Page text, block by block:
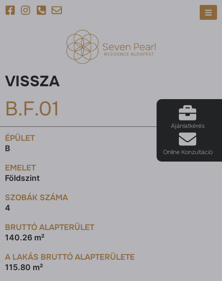
Ajánlatkérés
Online Konzultáció
VISSZA
B.F.01
ÉPÜLET
B
EMELET
Földszint
SZOBÁK SZÁMA
4
BRUTTÓ ALAPTERÜLET
140.26 m²
A LAKÁS BRUTTÓ ALAPTERÜLETE
115.80 m²